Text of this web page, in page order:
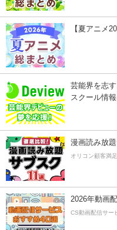
【夏アニメ
芸能界を志
スクール情
漫画読み放
オリコン顧客満
2026年動画
CS動画配信サー